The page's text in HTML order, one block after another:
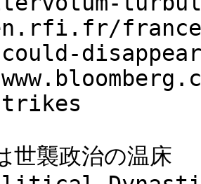
france/
could-disappear
世襲政治の温床